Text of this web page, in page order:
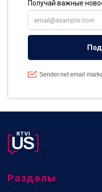
Разделы